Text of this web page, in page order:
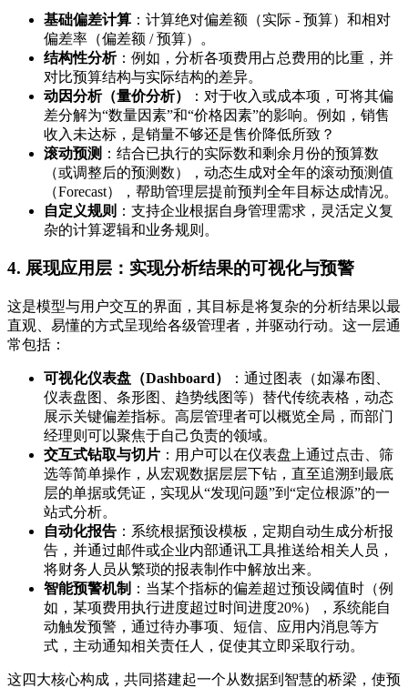
基础偏差计算 ：计算绝对偏差额（实际 - 预算）和相对
偏差率（偏差额 / 预算）。
结构性分析：例如，分析各项费用占总费用的比重，并
对比预算结构与实际结构的差异。
动因分析（量价分析）
：对于收入或成本项，可将其偏
差分解为“数量因素”和“价格因素”的影响。例如，销售
收入未达标，是销量不够还是售价降低所致？
滚动预测 ：结合已执行的实际数和剩余月份的预算数
（或调整后的预测数），动态生成对全年的滚动预测值
（Forecast），帮助管理层提前预判全年目标达成情况。
自定义规则 ：支持企业根据自身管理需求，灵活定义复
杂的计算逻辑和业务规则。
4. 展现应用层：实现分析结果的可视化与预警
这是模型与用户交互的界面，其目标是将复杂的分析结果以最
直观、易懂的方式呈现给各级管理者，并驱动行动。这一层通
常包括：
可视化仪表盘（Dashboard）
：通过图表（如瀑布图、
仪表盘图、条形图、趋势线图等）替代传统表格，动态
展示关键偏差指标。高层管理者可以概览全局，而部门
经理则可以聚焦于自己负责的领域。
交互式钻取与切片 ：用户可以在仪表盘上通过点击、筛
选等简单操作，从宏观数据层层下钻，直至追溯到最底
层的单据或凭证，实现从“发现问题”到“定位根源”的一
站式分析。
自动化报告 ：系统根据预设模板，定期自动生成分析报
告，并通过邮件或企业内部通讯工具推送给相关人员，
将财务人员从繁琐的报表制作中解放出来。
智能预警机制 ：当某个指标的偏差超过预设阈值时（例
如，某项费用执行进度超过时间进度20%），系统能自
动触发预警，通过待办事项、短信、应用内消息等方
式，主动通知相关责任人，促使其立即采取行动。
这四大核心构成，共同搭建起一个从数据到智慧的桥梁，使预